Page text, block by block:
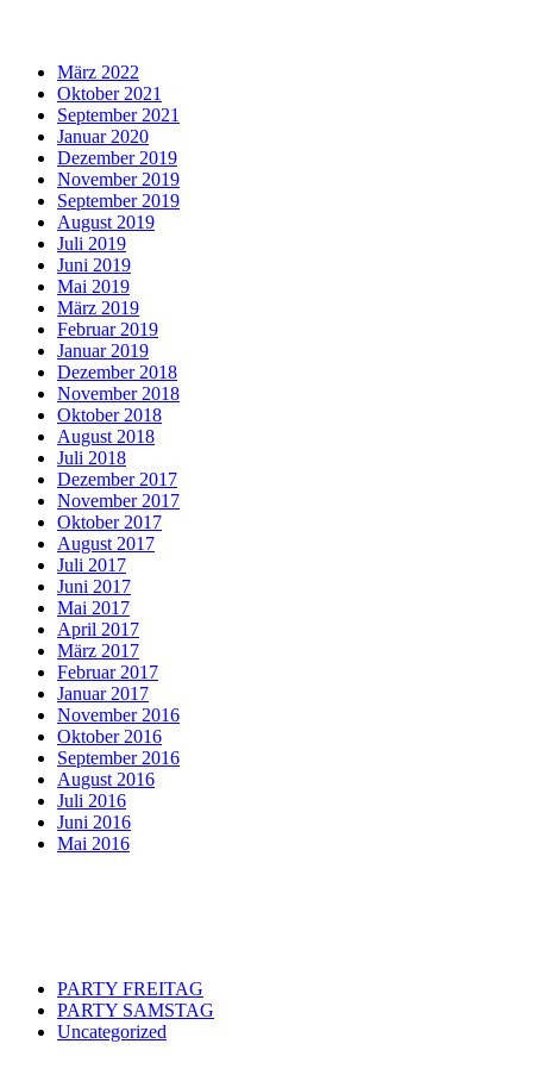
März 2022
Oktober 2021
September 2021
Januar 2020
Dezember 2019
November 2019
September 2019
August 2019
Juli 2019
Juni 2019
Mai 2019
März 2019
Februar 2019
Januar 2019
Dezember 2018
November 2018
Oktober 2018
August 2018
Juli 2018
Dezember 2017
November 2017
Oktober 2017
August 2017
Juli 2017
Juni 2017
Mai 2017
April 2017
März 2017
Februar 2017
Januar 2017
November 2016
Oktober 2016
September 2016
August 2016
Juli 2016
Juni 2016
Mai 2016
PARTY FREITAG
PARTY SAMSTAG
Uncategorized